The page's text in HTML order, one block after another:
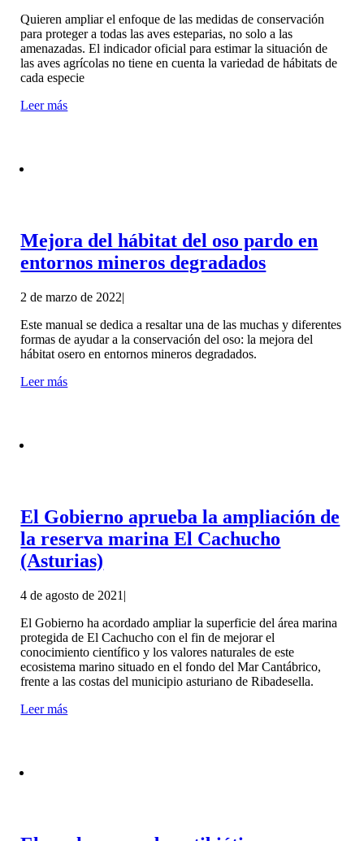
Quieren ampliar el enfoque de las medidas de conservación
para proteger a todas las aves esteparias, no solo a las
amenazadas. El indicador oficial para estimar la situación de
las aves agrícolas no tiene en cuenta la variedad de hábitats de
cada especie
Leer más
Mejora del hábitat del oso pardo en
entornos mineros degradados
2 de marzo de 2022|
Este manual se dedica a resaltar una de las muchas y diferentes
formas de ayudar a la conservación del oso: la mejora del
hábitat osero en entornos mineros degradados.
Leer más
El Gobierno aprueba la ampliación de
la reserva marina El Cachucho
(Asturias)
4 de agosto de 2021 |
El Gobierno ha acordado ampliar la superficie del área marina
protegida de El Cachucho con el fin de mejorar el
conocimiento científico y los valores naturales de este
ecosistema marino situado en el fondo del Mar Cantábrico,
frente a las costas del municipio asturiano de Ribadesella.
Leer más